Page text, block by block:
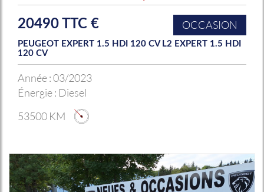
20490 TTC € OCCASION
PEUGEOT EXPERT 1.5 HDI 120 CV L2 EXPERT 1.5 HDI
120 CV
Année :03/2023
Énergie : Diesel
53500 KM